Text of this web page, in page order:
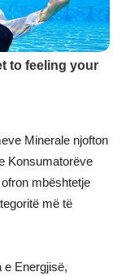
Minerale njofton
Konsumatorëve
mbështetje
më të
e Energjisë,